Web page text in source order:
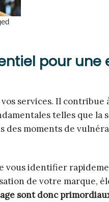
pour une
services. Il contribue
telles que la
des moments de
vous identifier
de votre marque,
sont donc